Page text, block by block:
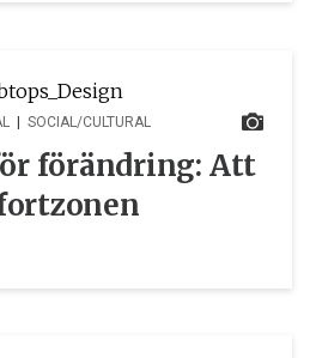
| SOCIAL/CULTURAL
förändring: Att